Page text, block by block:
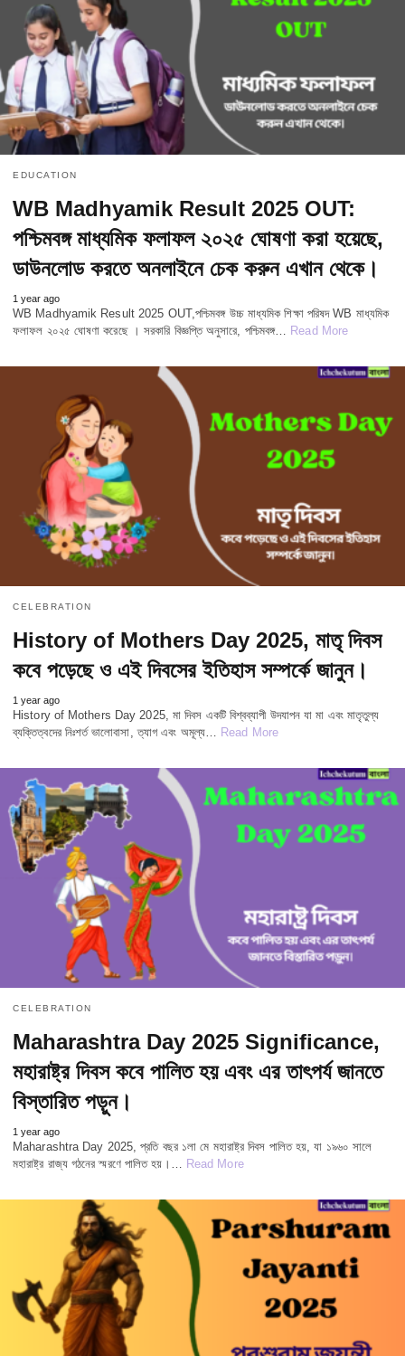
EDUCATION
WB Madhyamik Result 2025 OUT:
পশ্চিমবঙ্গ মাধ্যমিক ফলাফল ২০২৫ ঘোষণা করা হয়েছে,
ডাউনলোড করতে অনলাইনে চেক করুন এখান থেকে।
1 year ago
WB Madhyamik Result 2025 OUT,পশ্চিমবঙ্গ উচ্চ মাধ্যমিক শিক্ষা পরিষদ WB মাধ্যমিক
ফলাফল ২০২৫ ঘোষণা করেছে । সরকারি বিজ্ঞপ্তি অনুসারে, পশ্চিমবঙ্গ… Read More
CELEBRATION
History of Mothers Day 2025, মাতৃ দিবস
কবে পড়েছে ও এই দিবসের ইতিহাস সম্পর্কে জানুন।
1 year ago
History of Mothers Day 2025, মা দিবস একটি বিশ্বব্যাপী উদযাপন যা মা এবং মাতৃতুল্য
ব্যক্তিত্বদের নিঃশর্ত ভালোবাসা, ত্যাগ এবং অমূল্য… Read More
CELEBRATION
Maharashtra Day 2025 Significance,
মহারাষ্ট্র দিবস কবে পালিত হয় এবং এর তাৎপর্য জানতে
বিস্তারিত পড়ুন।
1 year ago
Maharashtra Day 2025, প্রতি বছর ১লা মে মহারাষ্ট্র দিবস পালিত হয়, যা ১৯৬০ সালে
মহারাষ্ট্র রাজ্য গঠনের স্মরণে পালিত হয়।… Read More